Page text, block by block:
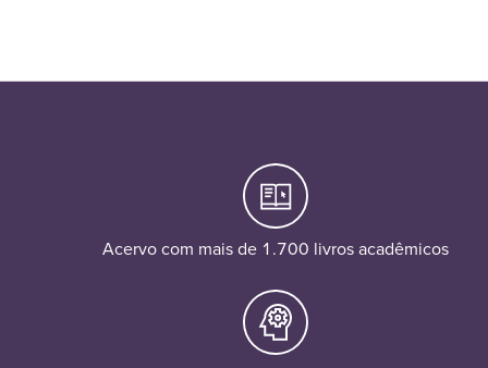
Acervo com mais de 1.700 livros acadêmicos